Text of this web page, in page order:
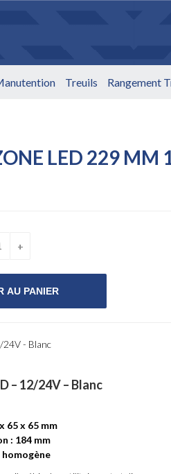
Treuils Rangement
LED 229 MM
24V - Blanc
– 12/24V – Blanc
65 x 65 mm
: 184 mm